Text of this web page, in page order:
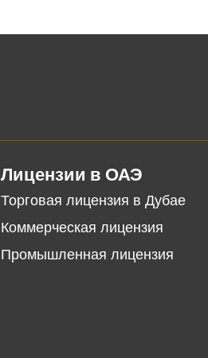
Лицензии в ОАЭ
Торговая лицензия в Дубае
Коммерческая лицензия
Промышленная лицензия